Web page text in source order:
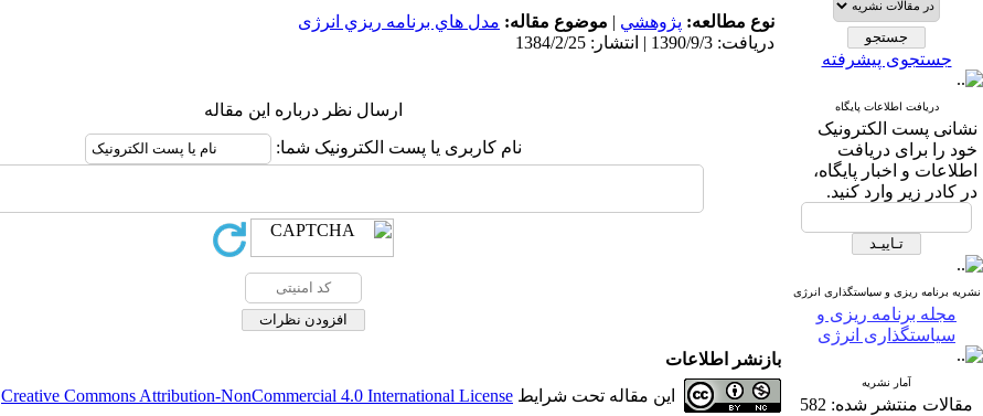
جستجوی پیشرفته
دریافت اطلاعات پایگاه
نشانی پست الکترونیک
خود را برای دریافت
اطلاعات و اخبار پایگاه،
در کادر زیر وارد کنید.
نشریه برنامه ریزی و سیاستگذاری انرژی
مجله برنامه ریزی و
سیاستگذاری انرژی
آمار نشریه
مقالات منتشر شده: 582
نوع مطالعه: پژوهشي | موضوع مقاله: مدل هاي برنامه ريزي انرژی
دریافت: 1390/9/3 | انتشار: 1384/2/25
ارسال نظر درباره این مقاله
نام کاربری یا پست الکترونیک شما:
بازنشر اطلاعات
این مقاله تحت شرایط Creative Commons Attribution-NonCommercial 4.0 International License